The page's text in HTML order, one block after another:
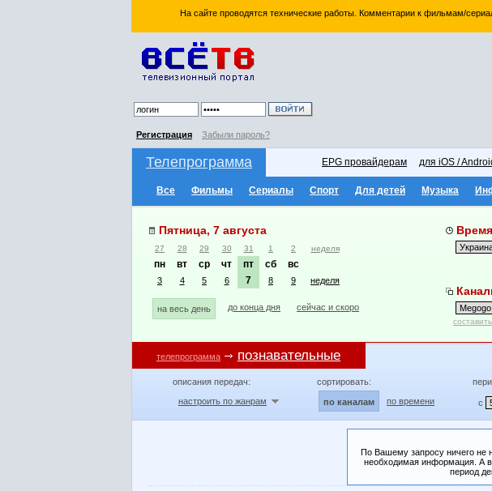
На сайте проводятся технические работы. Комментарии к фильмам/
Регистрация Забыли пароль?
Телепрограмма EPG провайдерам для iOS /
Все Фильмы Сериалы Спорт Для детей Музыка
Пятница, 7 августа
27 28 29 30 31 1 2 неделя
пн вт ср чт пт сб вс
3 4 5 6 7 8 9 неделя
на весь день до конца дня сейчас и скоро
телепрограмма познавательные
описания передач:
настроить по жанрам
сортировать:
по каналам по времени с
По Вашему запросу ничего не
необходимая информация. А
период